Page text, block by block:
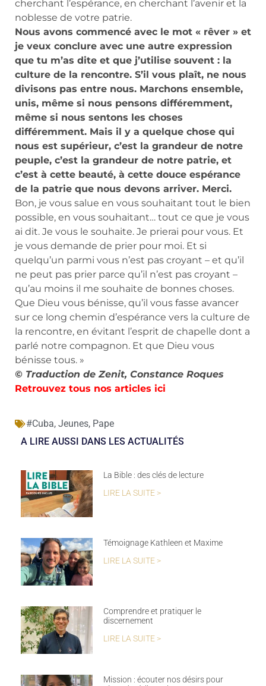
cherchant l’espérance, en cherchant l’avenir et la
noblesse de votre patrie.
Nous avons commencé avec le mot « rêver » et
je veux conclure avec une autre expression
que tu m’as dite et que j’utilise souvent : la
culture de la rencontre. S’il vous plaît, ne nous
divisons pas entre nous. Marchons ensemble,
unis, même si nous pensons différemment,
même si nous sentons les choses
différemment. Mais il y a quelque chose qui
nous est supérieur, c’est la grandeur de notre
peuple, c’est la grandeur de notre patrie, et
c’est à cette beauté, à cette douce espérance
de la patrie que nous devons arriver. Merci.
Bon, je vous salue en vous souhaitant tout le bien
possible, en vous souhaitant… tout ce que je vous
ai dit. Je vous le souhaite. Je prierai pour vous. Et
je vous demande de prier pour moi. Et si
quelqu’un parmi vous n’est pas croyant – et qu’il
ne peut pas prier parce qu’il n’est pas croyant –
qu’au moins il me souhaite de bonnes choses.
Que Dieu vous bénisse, qu’il vous fasse avancer
sur ce long chemin d’espérance vers la culture de
la rencontre, en évitant l’esprit de chapelle dont a
parlé notre compagnon. Et que Dieu vous
bénisse tous. »
© Traduction de Zenit, Constance Roques
Retrouvez tous nos articles ici
#Cuba, Jeunes, Pape
A LIRE AUSSI DANS LES ACTUALITÉS
La Bible : des clés de lecture
LIRE LA SUITE >
Témoignage Kathleen et Maxime
LIRE LA SUITE >
Comprendre et pratiquer le
discernement
LIRE LA SUITE >
Mission : écouter nos désirs pour